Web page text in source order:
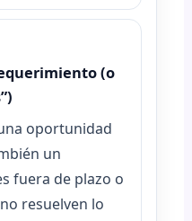
(o
oportunidad
un
fuera de plazo o
resuelven lo